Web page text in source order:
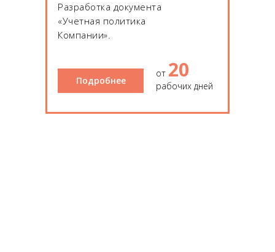
Подробнее
Разработка документа
«Учетная политика
Компании».
20
от
рабочих дней